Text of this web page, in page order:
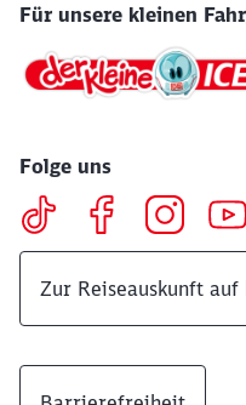
Für unsere kleinen
Folge uns
Zur Reiseauskunft auf